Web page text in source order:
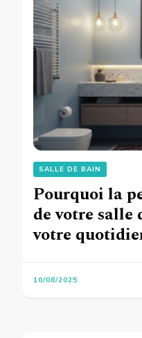
SALLE DE BAIN
Pourquoi la
de votre salle
votre
10/08/2025